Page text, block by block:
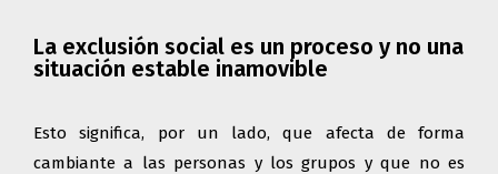
La exclusión social es un proceso y no una
situación estable inamovible
Esto significa, por un lado, que afecta de forma
cambiante a las personas y los grupos y que no es